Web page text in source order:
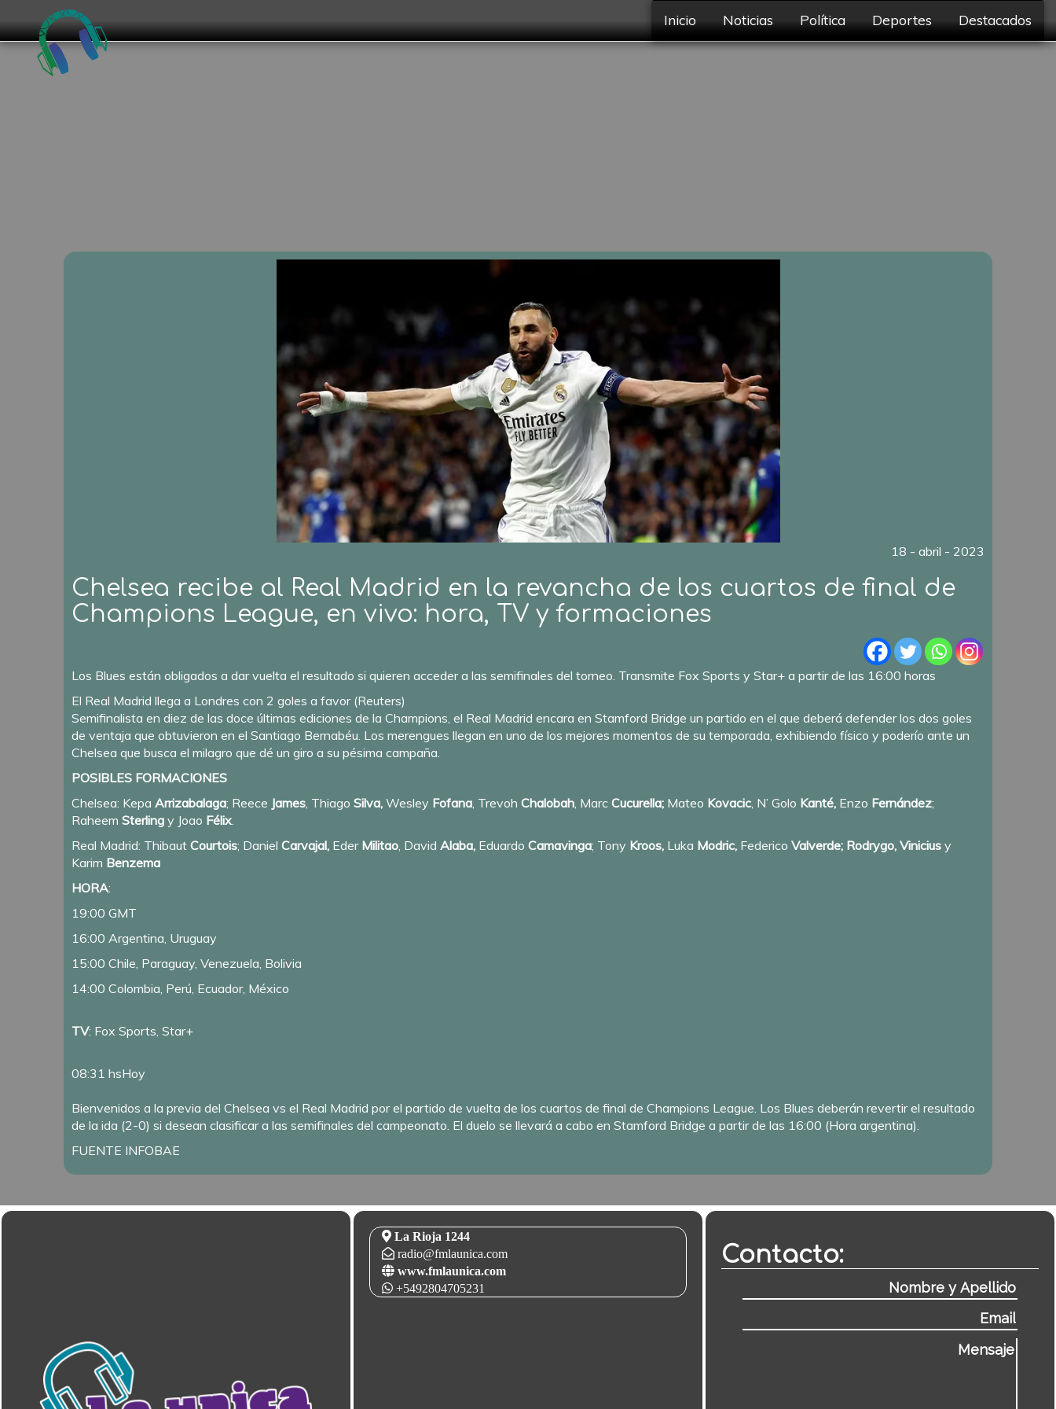
Inicio Noticias Política Deportes Destacados
18 - abril - 2023
Chelsea recibe al Real Madrid en la revancha de los cuartos de final de
Champions League, en vivo: hora, TV y formaciones
Los Blues están obligados a dar vuelta el resultado si quieren acceder a las semifinales del torneo. Transmite Fox Sports y Star+ a partir de las 16:00 horas
El Real Madrid llega a Londres con 2 goles a favor (Reuters)
Semifinalista en diez de las doce últimas ediciones de la Champions, el Real Madrid encara en Stamford Bridge un partido en el que deberá defender los dos goles
de ventaja que obtuvieron en el Santiago Bernabéu. Los merengues llegan en uno de los mejores momentos de su temporada, exhibiendo físico y poderío ante un
Chelsea que busca el milagro que dé un giro a su pésima campaña.
POSIBLES FORMACIONES
Chelsea: KepaArrizabalaga; Reece James, ThiagoSilva, Wesley Fofana, TrevohChalobah, MarcCucurella; Mateo Kovacic, N’ Golo Kanté, Enzo Fernández;
RaheemSterling y Joao Félix.
Real Madrid: ThibautCourtois; DanielCarvajal, Eder Militao, DavidAlaba, EduardoCamavinga; Tony Kroos, Luka Modric, FedericoValverde; Rodrygo, Vinicius y
Karim Benzema
HORA:
19:00 GMT
16:00 Argentina, Uruguay
15:00 Chile, Paraguay, Venezuela, Bolivia
14:00 Colombia, Perú, Ecuador, México
TV: Fox Sports, Star+
08:31 hsHoy
Bienvenidos a la previa del Chelsea vs el Real Madrid por el partido de vuelta de los cuartos de final de Champions League. Los Blues deberán revertir el resultado
de la ida (2-0) si desean clasificar a las semifinales del campeonato. El duelo se llevará a cabo en Stamford Bridge a partir de las 16:00 (Hora argentina).
FUENTE INFOBAE
La Rioja 1244
radio@fmlaunica.com
www.fmlaunica.com
+5492804705231
Contacto: